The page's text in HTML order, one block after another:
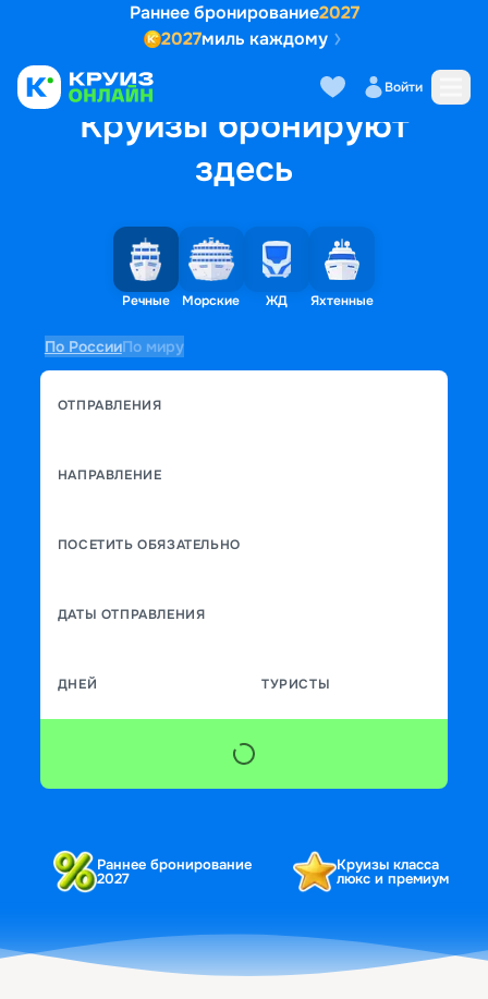
Раннее бронирование2027
2027миль каждому
Войти
Круизы бронируют
здесь
Речные Морские ЖД Яхтенные
По РоссииПо миру
ОТПРАВЛЕНИЯ
НАПРАВЛЕНИЕ
ПОСЕТИТЬ ОБЯЗАТЕЛЬНО
ДАТЫ ОТПРАВЛЕНИЯ
ДНЕЙ ТУРИСТЫ
Раннее бронирование
2027
Круизы класса
люкс и премиум